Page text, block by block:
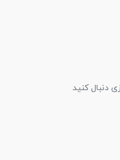
دنبال کنید